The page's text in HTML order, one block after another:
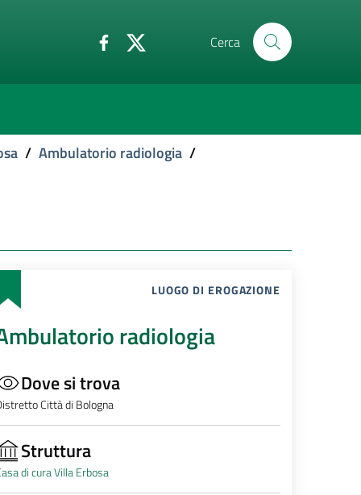
Cerca
/ Ambulatorio radiologia /
LUOGO DI EROGAZIONE
radiologia
Dove si trova
Città di Bologna
Struttura
di cura Villa Erbosa